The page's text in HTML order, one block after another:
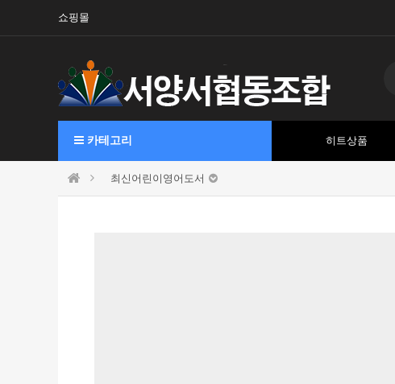
쇼핑몰
카테고리 히트상품
최신어린이영어도서